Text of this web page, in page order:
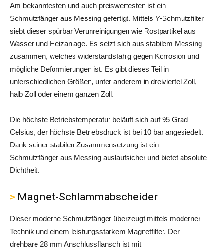
Am bekanntesten und auch preiswertesten ist ein
Schmutzfänger aus Messing gefertigt. Mittels Y-Schmutzfilter
siebt dieser spürbar Verunreinigungen wie Rostpartikel aus
Wasser und Heizanlage. Es setzt sich aus stabilem Messing
zusammen, welches widerstandsfähig gegen Korrosion und
mögliche Deformierungen ist. Es gibt dieses Teil in
unterschiedlichen Größen, unter anderem in dreiviertel Zoll,
halb Zoll oder einem ganzen Zoll.
Die höchste Betriebstemperatur beläuft sich auf 95 Grad
Celsius, der höchste Betriebsdruck ist bei 10 bar angesiedelt.
Dank seiner stabilen Zusammensetzung ist ein
Schmutzfänger aus Messing auslaufsicher und bietet absolute
Dichtheit.
Magnet-Schlammabscheider
Dieser moderne Schmutzfänger überzeugt mittels moderner
Technik und einem leistungsstarkem Magnetfilter. Der
drehbare 28 mm Anschlussflansch ist mit